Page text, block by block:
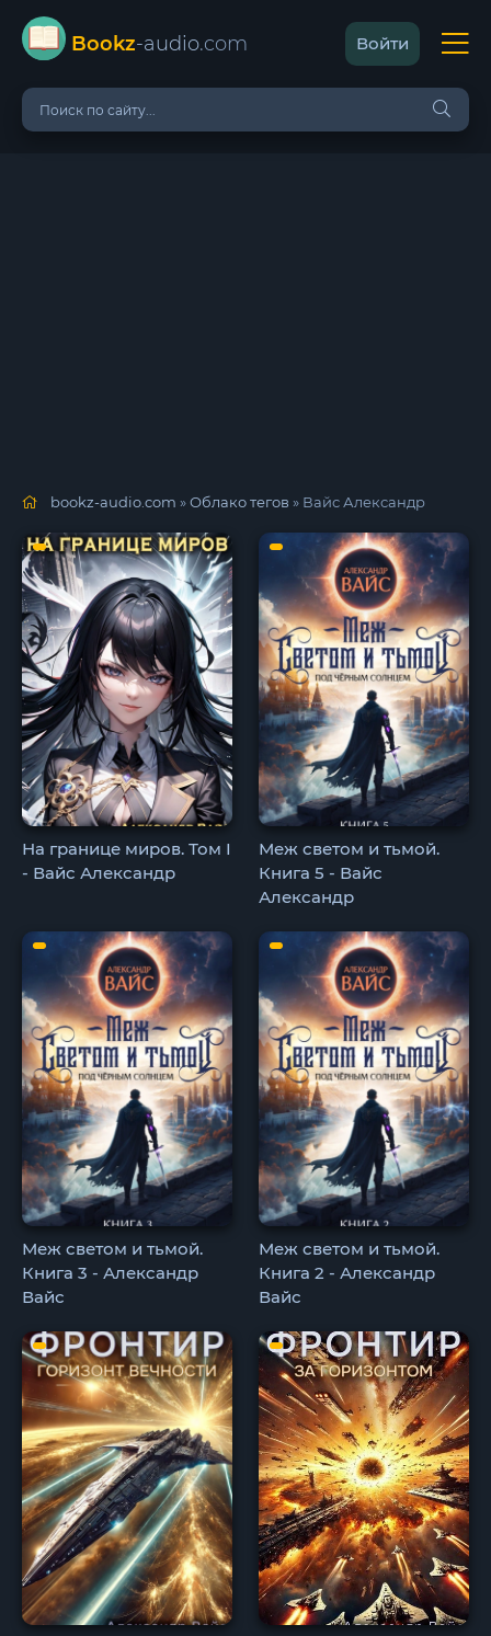
Bookz-audio.com Войти
bookz-audio.com »Облако тегов » Вайс Александр
На границе миров. Том I
- Вайс Александр
Меж светом и тьмой.
Книга 5 - Вайс
Александр
Меж светом и тьмой.
Книга 3 - Александр
Вайс
Меж светом и тьмой.
Книга 2 - Александр
Вайс